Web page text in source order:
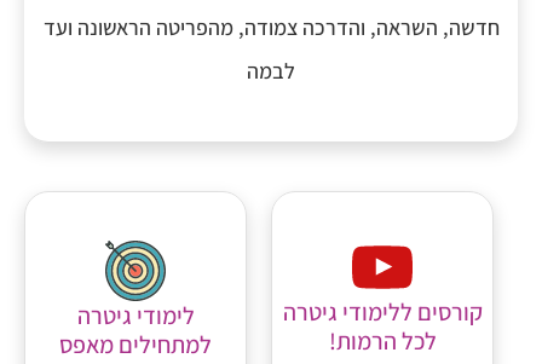
חדשה, השראה, והדרכה צמודה, מהפריטה הראשונה ועד
לבמה
קורסים ללימודי גיטרה
לכל הרמות!
לימודי גיטרה
למתחילים מאפס